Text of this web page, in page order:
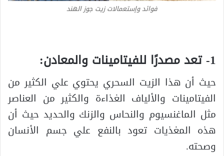
فوائد وإستعمالات زيت جوز الهند
1- تعد مصدرًا للفيتامينات والمعادن:
حيث أن هذا الزيت السحري يحتوي علي الكثير من
الفيتامينات والألياف الغذاءة والكثير من العناصر
مثل الماغنسيوم والنحاس والزنك والحديد حيث أن
هذه المغذيات تعود بالنفع علي جسم الأنسان
وصحته.